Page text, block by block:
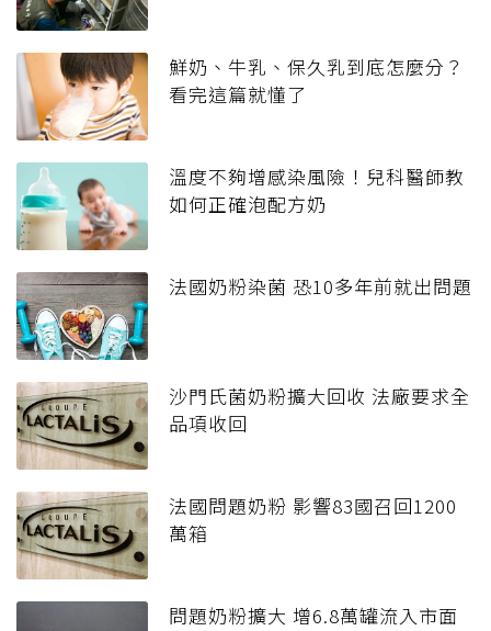
鮮奶、牛乳、保久乳到底怎麼分？
看完這篇就懂了
溫度不夠增感染風險！兒科醫師教
如何正確泡配方奶
法國奶粉染菌 恐10多年前就出問題
沙門氏菌奶粉擴大回收 法廠要求全
品項收回
法國問題奶粉 影響83國召回1200
萬箱
問題奶粉擴大 增6.8萬罐流入市面